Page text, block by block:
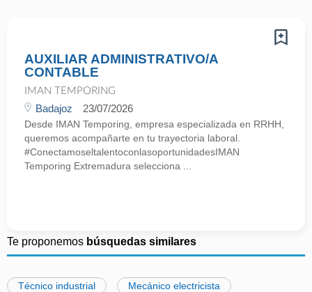
AUXILIAR ADMINISTRATIVO/A
CONTABLE
IMAN TEMPORING
Badajoz 23/07/2026
Desde IMAN Temporing, empresa especializada en RRHH,
queremos acompañarte en tu trayectoria laboral.
#ConectamoseltalentoconlasoportunidadesIMAN
Temporing Extremadura selecciona ...
Te proponemos búsquedas similares
Técnico industrial Mecánico electricista